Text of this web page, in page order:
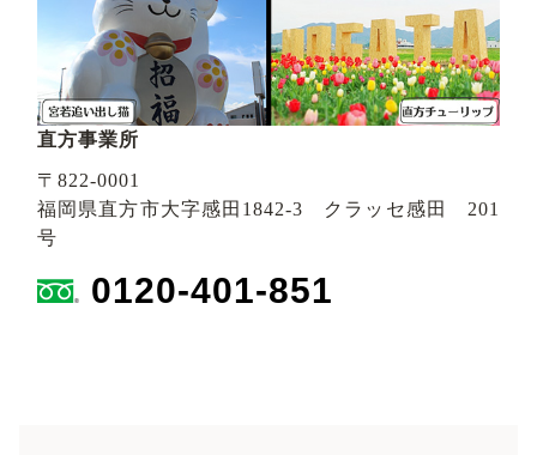
直方事業所
〒822-0001
福岡県直方市大字感田1842-3 クラッセ感田 201
号
0120-401-851